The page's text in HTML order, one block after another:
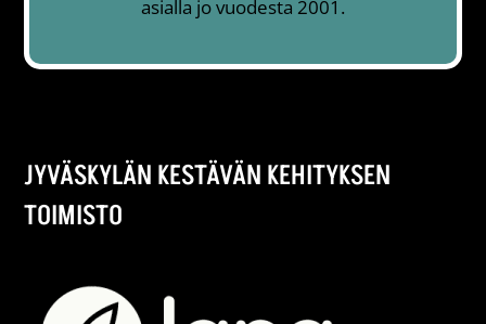
asialla jo vuodesta 2001.
JYVÄSKYLÄN KESTÄVÄN KEHITYKSEN
TOIMISTO